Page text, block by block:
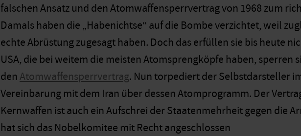
falschen Ansatz und den Atomwaffensperrvertrag von 1968 zum
Damals haben die „Habenichtse“ auf die Bombe verzichtet, weil
echte Abrüstung zugesagt haben. Doch das erfüllen sie bis heute
USA, die bei weitem die meisten Atomsprengköpfe haben, sperren
den Atomwaffensperrvertrag. Nun torpediert der Selbstdarsteller
Vereinbarung mit dem Iran über dessen Atomprogramm. Der
Kernwaffen ist auch ein Aufschrei der Staatenmehrheit gegen die
hat sich das Nobelkomitee mit Recht angeschlossen